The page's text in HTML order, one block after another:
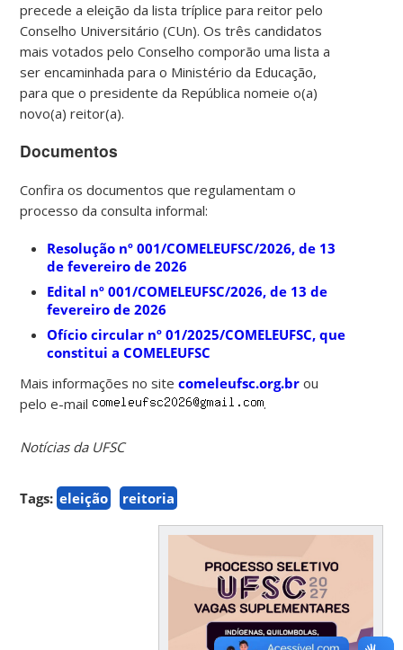
precede a eleição da lista tríplice para reitor pelo
Conselho Universitário (CUn). Os três candidatos
mais votados pelo Conselho comporão uma lista a
ser encaminhada para o Ministério da Educação,
para que o presidente da República nomeie o(a)
novo(a) reitor(a).
Documentos
Confira os documentos que regulamentam o
processo da consulta informal:
Resolução nº 001/COMELEUFSC/2026, de 13
de fevereiro de 2026
Edital nº 001/COMELEUFSC/2026, de 13 de
fevereiro de 2026
Ofício circular nº 01/2025/COMELEUFSC, que
constitui a COMELEUFSC
Mais informações no sitecomeleufsc.org.br ou
pelo e-mail
.
Notícias da UFSC
Tags: eleição reitoria